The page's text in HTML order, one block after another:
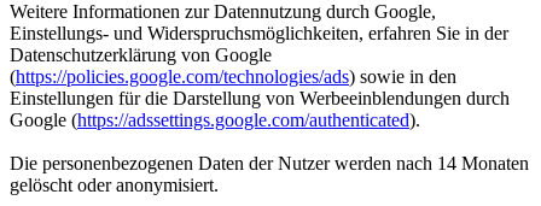
Weitere Informationen zur Datennutzung durch Google,
Einstellungs- und Widerspruchsmöglichkeiten, erfahren Sie in der
Datenschutzerklärung von Google
(https://policies.google.com/technologies/ads) sowie in den
Einstellungen für die Darstellung von Werbeeinblendungen durch
Google (https://adssettings.google.com/authenticated).
Die personenbezogenen Daten der Nutzer werden nach 14 Monaten
gelöscht oder anonymisiert.